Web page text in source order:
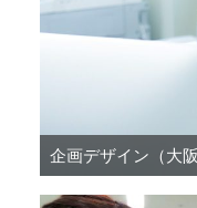
企画デザイン（大阪